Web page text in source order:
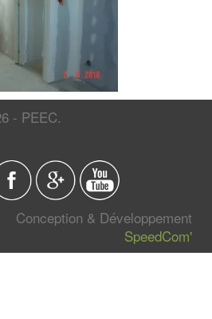
- PEEC.
Conception & Développement
SpeedCom'